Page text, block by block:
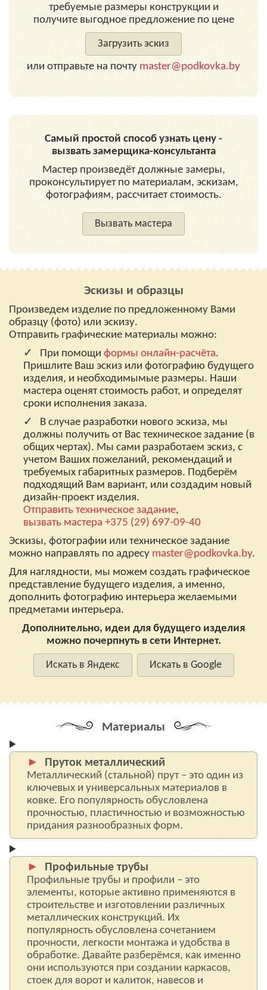
требуемые размеры конструкции и
получите выгодное предложение по цене
Загрузить эскиз
или отправьте на почту master@podkovka.by
Самый простой способ узнать цену -
вызвать замерщика-консультанта
Мастер произведёт должные замеры,
проконсультирует по материалам, эскизам,
фотографиям, рассчитает стоимость.
Вызвать мастера
Эскизы и образцы
Произведем изделие по предложенному Вами
образцу (фото) или эскизу.
Отправить графические материалы можно:
При помощи формы онлайн-расчёта.
Пришлите Ваш эскиз или фотографию будущего
изделия, и необходимымые размеры. Наши
мастера оценят стоимость работ, и определят
сроки исполнения заказа.
В случае разработки нового эскиза, мы
должны получить от Вас техническое задание (в
общих чертах). Мы сами разработаем эскиз, с
учетом Ваших пожеланий, рекомендаций и
требуемых габаритных размеров. Подберём
подходящий Вам вариант, или создадим новый
дизайн-проект изделия.
Отправить техническое задание,
вызвать мастера +375 (29) 697-09-40
Эскизы, фотографии или техническое задание
можно направлять по адресу master@podkovka.by.
Для наглядности, мы можем создать графическое
представление будущего изделия, а именно,
дополнить фотографию интерьера желаемыми
предметами интерьера.
Дополнительно, идеи для будущего изделия
можно почерпнуть в сети Интернет.
Искать в Яндекс Искать в Google
Материалы
Пруток металлический
Металлический (стальной) прут – это один из
ключевых и универсальных материалов в
ковке. Его популярность обусловлена
прочностью, пластичностью и возможностью
придания разнообразных форм.
Профильные трубы
Профильные трубы и профили – это
элементы, которые активно применяются в
строительстве и изготовлении различных
металлических конструкций. Их
популярность обусловлена сочетанием
прочности, легкости монтажа и удобства в
обработке. Давайте разберёмся, как именно
они используются при создании каркасов,
стоек для ворот и калиток, навесов и